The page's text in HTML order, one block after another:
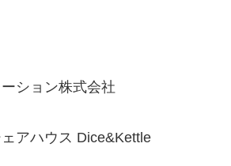
ション株式会社
アハウス Dice&Kettle